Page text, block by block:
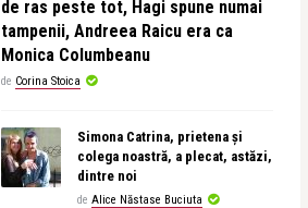
de ras peste tot, Hagi spune numai
tampenii, Andreea Raicu era ca
Monica Columbeanu
de Corina Stoica
Simona Catrina, prietena și
colega noastră, a plecat, astăzi,
dintre noi
de Alice Năstase Buciuta